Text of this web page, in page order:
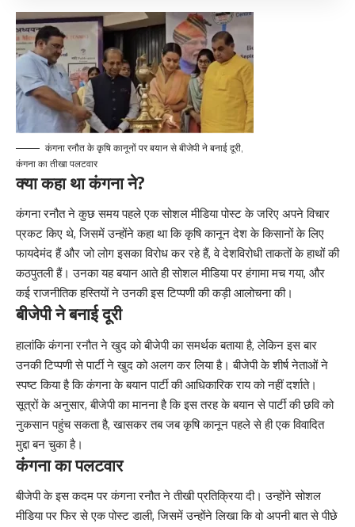
कंगना रनौत के कृषि कानूनों पर बयान से बीजेपी ने बनाई दूरी,
कंगना का तीखा पलटवार
क्या कहा था कंगना ने?
कंगना रनौत ने कुछ समय पहले एक सोशल मीडिया पोस्ट के जरिए अपने विचार
प्रकट किए थे, जिसमें उन्होंने कहा था कि कृषि कानून देश के किसानों के लिए
फायदेमंद हैं और जो लोग इसका विरोध कर रहे हैं, वे देशविरोधी ताकतों के हाथों की
कठपुतली हैं। उनका यह बयान आते ही सोशल मीडिया पर हंगामा मच गया, और
कई राजनीतिक हस्तियों ने उनकी इस टिप्पणी की कड़ी आलोचना की।
बीजेपी ने बनाई दूरी
हालांकि कंगना रनौत ने खुद को बीजेपी का समर्थक बताया है, लेकिन इस बार
उनकी टिप्पणी से पार्टी ने खुद को अलग कर लिया है। बीजेपी के शीर्ष नेताओं ने
स्पष्ट किया है कि कंगना के बयान पार्टी की आधिकारिक राय को नहीं दर्शाते।
सूत्रों के अनुसार, बीजेपी का मानना है कि इस तरह के बयान से पार्टी की छवि को
नुकसान पहुंच सकता है, खासकर तब जब कृषि कानून पहले से ही एक विवादित
मुद्दा बन चुका है।
कंगना का पलटवार
बीजेपी के इस कदम पर कंगना रनौत ने तीखी प्रतिक्रिया दी। उन्होंने सोशल
मीडिया पर फिर से एक पोस्ट डाली, जिसमें उन्होंने लिखा कि वो अपनी बात से पीछे